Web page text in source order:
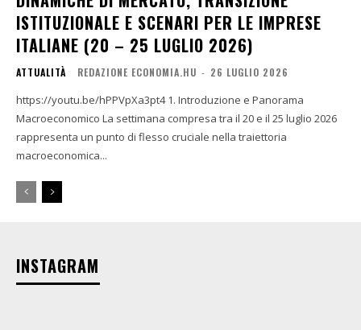
ISTITUZIONALE E SCENARI PER LE IMPRESE
ITALIANE (20 – 25 LUGLIO 2026)
ATTUALITÀ REDAZIONE ECONOMIA.HU - 26 LUGLIO 2026
https://youtu.be/hPPVpXa3pt4 1. Introduzione e Panorama
Macroeconomico La settimana compresa tra il 20 e il 25 luglio 2026
rappresenta un punto di flesso cruciale nella traiettoria
macroeconomica...
INSTAGRAM